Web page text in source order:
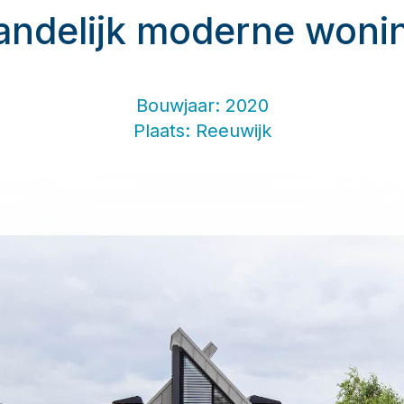
moderne
Bouwjaar: 2020
Plaats: Reeuwijk